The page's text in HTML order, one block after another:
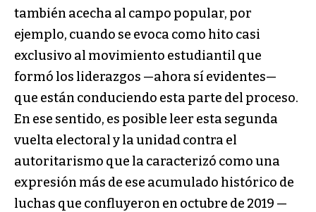
también acecha al campo popular, por
ejemplo, cuando se evoca como hito casi
exclusivo al movimiento estudiantil que
formó los liderazgos —ahora sí evidentes—
que están conduciendo esta parte del proceso.
En ese sentido, es posible leer esta segunda
vuelta electoral y la unidad contra el
autoritarismo que la caracterizó como una
expresión más de ese acumulado histórico de
luchas que confluyeron en octubre de 2019 —